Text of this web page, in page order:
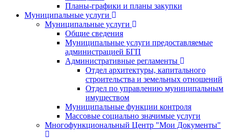
Планы-графики и планы закупки
Муниципальные услуги
Муниципальные услуги
Общие сведения
Муниципальные услуги предоставляемые
администрацией БГП
Административные регламенты
Отдел архитектуры, капитального
строительства и земельных отношений
Отдел по управлению муниципальным
имуществом
Муниципальные функции контроля
Массовые социально значимые услуги
Многофункциональный Центр "Мои Документы"